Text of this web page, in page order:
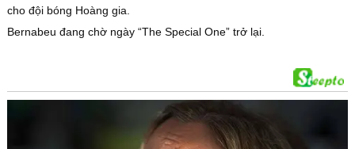
cho đội bóng Hoàng gia.
Bernabeu đang chờ ngày “The Special One” trở lại.